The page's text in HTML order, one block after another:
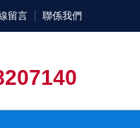
留言 聯係我們